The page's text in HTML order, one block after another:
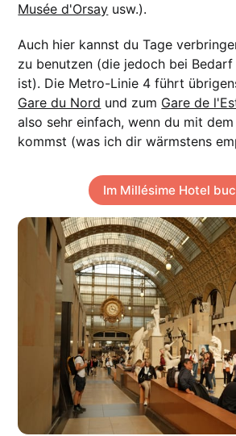
Musée d'Orsay usw.).
Auch hier kannst du Tage
zu benutzen (die jedoch bei
ist). Die Metro-Linie 4 führt
Gare du Nord und zum Gare de
also sehr einfach, wenn du mit
kommst (was ich dir wärmstens
Im Millésime Hotel